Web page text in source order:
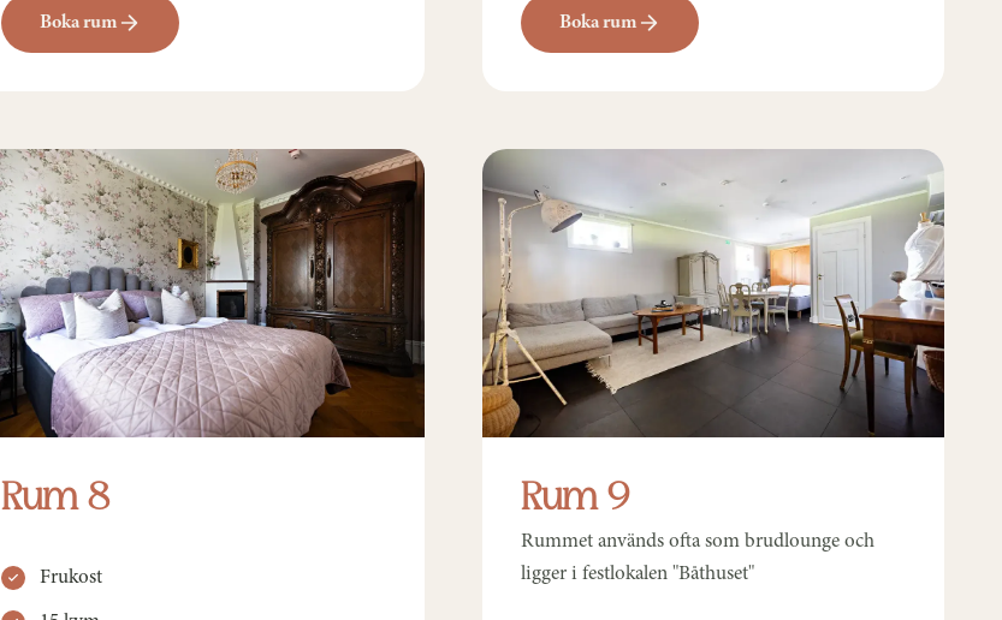
Boka rum Boka rum
Rum 8
Frukost
Rum 9
Rummet används ofta som brudlounge och
ligger i festlokalen "Båthuset"